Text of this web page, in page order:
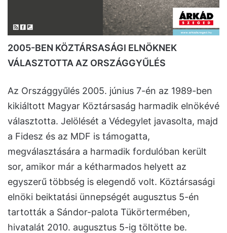
2005-BEN KÖZTÁRSASÁGI ELNÖKNEK
VÁLASZTOTTA AZ ORSZÁGGYŰLÉS
Az Országgyűlés 2005. június 7-én az 1989-ben
kikiáltott Magyar Köztársaság harmadik elnökévé
választotta. Jelölését a Védegylet javasolta, majd
a Fidesz és az MDF is támogatta,
megválasztására a harmadik fordulóban került
sor, amikor már a kétharmados helyett az
egyszerű többség is elegendő volt. Köztársasági
elnöki beiktatási ünnepségét augusztus 5-én
tartották a Sándor-palota Tükörtermében,
hivatalát 2010. augusztus 5-ig töltötte be.